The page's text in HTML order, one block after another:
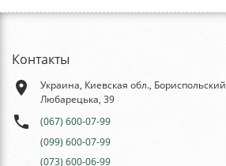
Контакты
place
Украина, Киевская обл.,
Любарецька, 39
phone
(067) 600-07-99
(099) 600-07-99
(073) 600-06-99